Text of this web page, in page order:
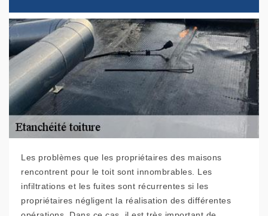
Les problèmes que les propriétaires des maisons
rencontrent pour le toit sont innombrables. Les
infiltrations et les fuites sont récurrentes si les
propriétaires négligent la réalisation des différentes